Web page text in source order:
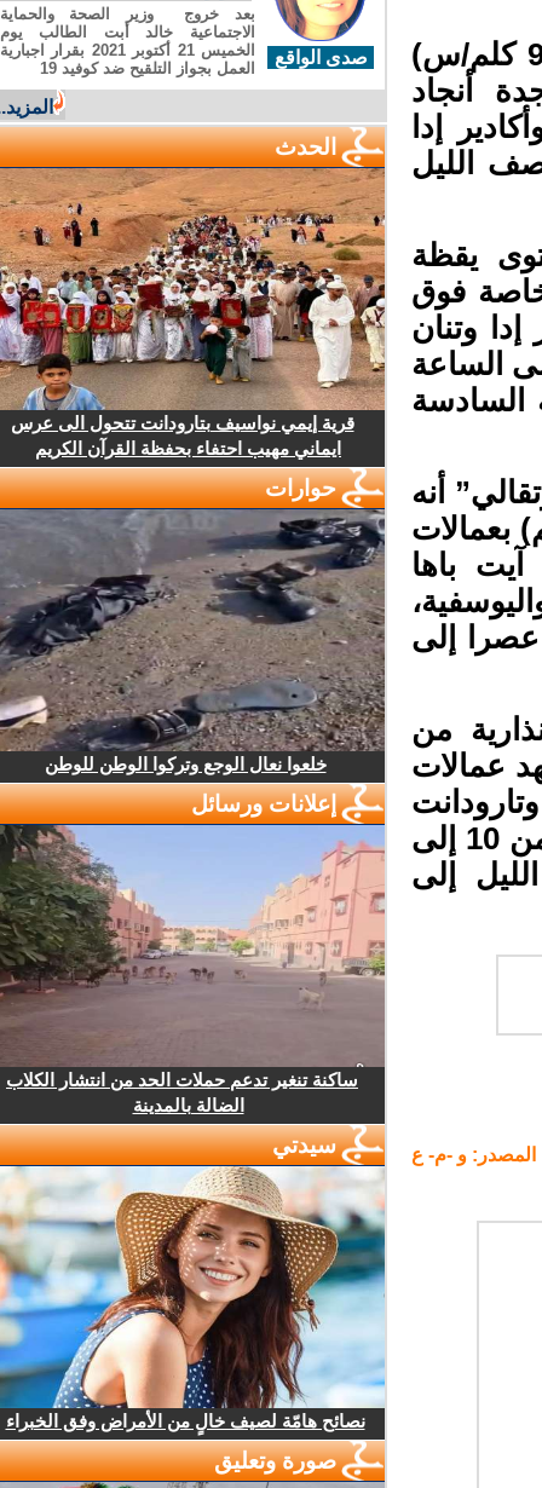
كما يرتقب تسجيل الظاهرة ذاتها (من 75 إلى 90 كلم/س)
أنجاد
إدا
الليل
يقظة
فوق
إدا وتنان
الساعة
أنه
قوية (من 30 إلى 45 ملم) بعمالات
باها
إلى
من
عمالات
وشيشاوة تساقطات ثلجية ابتداء من 1600 متر (من 10 إلى
إلى
و -م- ع
صدى الواقع
بعد خروج وزير الصحة والحماية
الاجتماعية خالد أبت الطالب يوم
الخميس 21 أكتوبر 2021 بقرار اجبارية
العمل بجواز التلقيح ضد كوفيد 19
المزيد...
الحدث
قرية إيمي نواسيف بتارودانت تتحول الى عرس
ايماني مهيب احتفاء بحفظة القرآن الكريم
حوارات
خلعوا نعال الوجع وتركوا الوطن للوطن
إعلانات ورسائل
ساكنة تنغير تدعم حملات الحد من انتشار الكلاب
الضالة بالمدينة
سيدتي
نصائح هامّة لصيف خالٍ من الأمراض وفق الخبراء
صورة وتعليق